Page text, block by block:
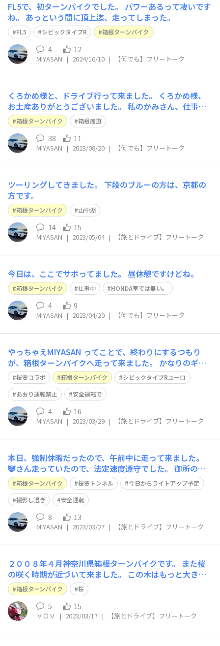
FL5で、初ターンパイクでした。 パワーあるって凄いです
ね。 あっという間に頂上迄、走ってしまった。
FL5 シビックタイプR 箱根ターンパイク
4 12
MIYASAN | 2024/10/10 | 【何でも】フリートーク
くろかめ様と、ドライブ行って来ました。 くろかめ様、
お土産ありがとうございました。 私のかみさん、仕事用
カバンに付けてました。 次回は、かみさん連れて行きま
す。 大観山は25℃で過ごしやすかったです。
箱根ターンパイク 箱根周遊
38 11
MIYASAN | 2023/08/20 | 【何でも】フリートーク
ツーリングしてきました。 下段のブルーの方は、京都の
方です。
箱根ターンパイク 山中湖
14 15
MIYASAN | 2023/05/04 | 【旅とドライブ】フリートーク
今日は、ここでサボってました。 昼休憩ですけどね。
箱根ターンパイク 仕事中 HONDA車では無い。
4 9
MIYASAN | 2023/04/20 | 【何でも】フリートーク
やっちゃえMIYASAN ってことで、終わりにするつもり
が、箱根ターンパイクへ走って来ました。 かなりのギャ
ラリーで、プロ？のカメラマンもいましたよ。 1人で行っ
たので、少し止める場所間違えたかな、ライトアップで後
輪が白くなってしまいました😥 帰りのダウンヒルで前を
走っていたS660にごめんなさい🙇
桜🌸コラボ 箱根ターンパイク
シビックタイプRユーロ
あおり運転禁止
安全運転で
4 16
MIYASAN | 2023/03/29 | 【旅とドライブ】フリートーク
本日、強制休暇だったので、午前中に走って来ました。
🐼さん走っていたので、法定速度遵守でした。 御所の入
駐車場は、ネットで5分咲きとなってますが、満開に近い
と思います。6Kポスト過ぎると咲いてません。 6Kポスト
辺りからヤマザクラだったかな… 今日から夜のライトア
ップだそうです。 29日に仕事が早く
箱根ターンパイク 桜🌸トンネル
今日からライトアップ予定
撮影し過ぎ
安全運転
8 13
MIYASAN | 2023/03/27 | 【旅とドライブ】フリートーク
２００８年４月神奈川県箱根ターンパイクです。 また桜
の咲く時期が近づいて来ました。 この木はもっと大きく
なっているのかな？
箱根ターンパイク 桜
5 15
ＶＯＶ | 2023/03/17 | 【旅とドライブ】フリートーク